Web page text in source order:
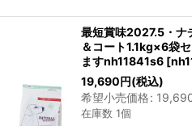
最短賞味2027.5・ナ
＆コート1.1kg×6袋
ますnh11841s6 [
19,690円(税込)
希望小売価格:
在庫数 1個